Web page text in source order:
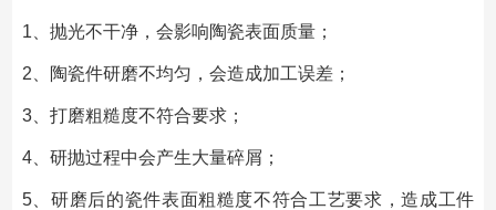
1、抛光不干净，会影响陶瓷表面质量；
2、陶瓷件研磨不均匀，会造成加工误差；
3、打磨粗糙度不符合要求；
4、研抛过程中会产生大量碎屑；
5、研磨后的瓷件表面粗糙度不符合工艺要求，造成工件